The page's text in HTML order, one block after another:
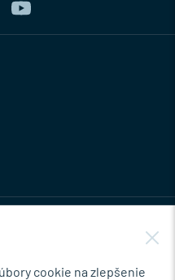
cookie na zlepšenie